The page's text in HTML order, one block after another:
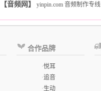
【音频网】 yinpin.com 音频制作专线
合作品牌
·悦耳
·追音
·生动